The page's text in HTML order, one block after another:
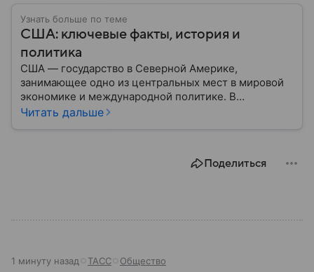
Узнать больше по теме
США: ключевые факты, история и
политика
США — государство в Северной Америке,
занимающее одно из центральных мест в мировой
экономике и международной политике. В
материале — основные сведения об этой стране.
Читать дальше
Поделиться
1 минуту назад ТАСС Общество